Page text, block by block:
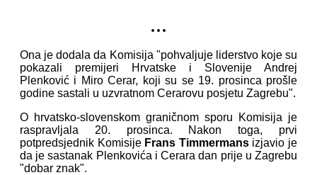
...
Ona je dodala da Komisija "pohvaljuje liderstvo koje su
pokazali premijeri Hrvatske i Slovenije Andrej
Plenković i Miro Cerar, koji su se 19. prosinca prošle
godine sastali u uzvratnom Cerarovu posjetu Zagrebu".
O hrvatsko-slovenskom graničnom sporu Komisija je
raspravljala 20. prosinca. Nakon toga, prvi
potpredsjednik Komisije Frans Timmermansizjavio je
da je sastanak Plenkovića i Cerara dan prije u Zagrebu
"dobar znak".